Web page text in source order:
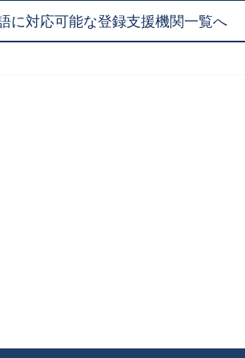
に対応可能な登録支援機関一覧へ